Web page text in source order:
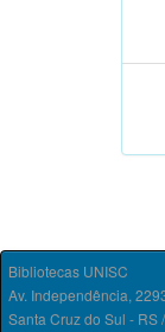
Bibliotecas UNISC
Av. Independência,
Santa Cruz do Sul - RS